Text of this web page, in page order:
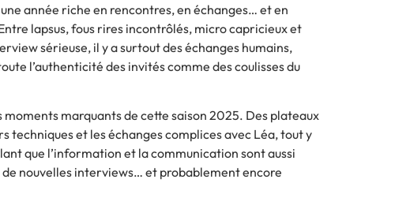
année riche en rencontres, en échanges… et en
lapsus, fous rires incontrôlés, micro capricieux et
sérieuse, il y a surtout des échanges humains,
l’authenticité des invités comme des coulisses du
marquants de cette saison 2025. Des plateaux
techniques et les échanges complices avec Léa, tout y
que l’information et la communication sont aussi
nouvelles interviews… et probablement encore